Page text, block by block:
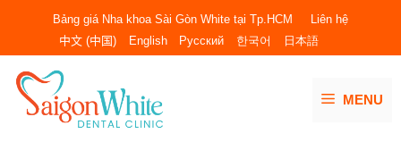
nội
dung
Bảng giá Nha khoa Sài Gòn White tại Tp.HCM
Liên hệ
中文 (中国)
English Русский 한국어 日本語
MENU